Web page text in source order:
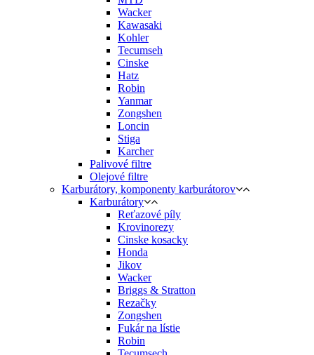
Wacker
Kawasaki
Kohler
Tecumseh
Cinske
Hatz
Robin
Yanmar
Zongshen
Loncin
Stiga
Karcher
Palivové filtre
Olejové filtre
Karburátory, komponenty karburátorov
Karburátory
Reťazové píly
Krovinorezy
Cinske kosacky
Honda
Jikov
Wacker
Briggs & Stratton
Rezačky
Zongshen
Fukár na lístie
Robin